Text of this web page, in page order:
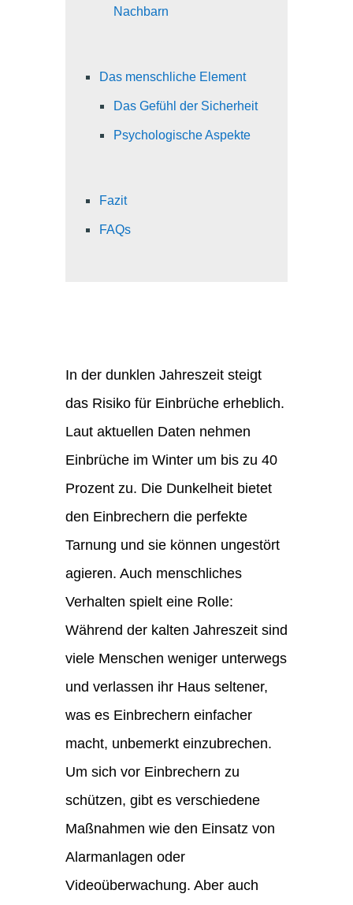
Nachbarn
Das menschliche Element
Das Gefühl der Sicherheit
Psychologische Aspekte
Fazit
FAQs
In der dunklen Jahreszeit steigt
das Risiko für Einbrüche erheblich.
Laut aktuellen Daten nehmen
Einbrüche im Winter um bis zu 40
Prozent zu. Die Dunkelheit bietet
den Einbrechern die perfekte
Tarnung und sie können ungestört
agieren. Auch menschliches
Verhalten spielt eine Rolle:
Während der kalten Jahreszeit sind
viele Menschen weniger unterwegs
und verlassen ihr Haus seltener,
was es Einbrechern einfacher
macht, unbemerkt einzubrechen.
Um sich vor Einbrechern zu
schützen, gibt es verschiedene
Maßnahmen wie den Einsatz von
Alarmanlagen oder
Videoüberwachung. Aber auch